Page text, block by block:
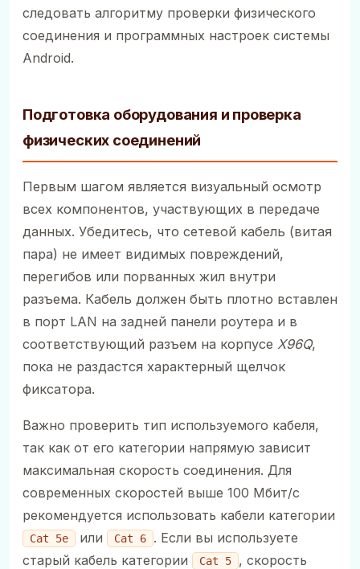
следовать алгоритму проверки физического
соединения и программных настроек системы
Android.
Подготовка оборудования и проверка
физических соединений
Первым шагом является визуальный осмотр
всех компонентов, участвующих в передаче
данных. Убедитесь, что сетевой кабель (витая
пара) не имеет видимых повреждений,
перегибов или порванных жил внутри
разъема. Кабель должен быть плотно вставлен
в порт LAN на задней панели роутера и в
соответствующий разъем на корпусе X96Q,
пока не раздастся характерный щелчок
фиксатора.
Важно проверить тип используемого кабеля,
так как от его категории напрямую зависит
максимальная скорость соединения. Для
современных скоростей выше 100 Мбит/с
рекомендуется использовать кабели категории
Cat 5e или Cat 6
. Если вы используете
старый кабель категории
Cat 5
, скорость